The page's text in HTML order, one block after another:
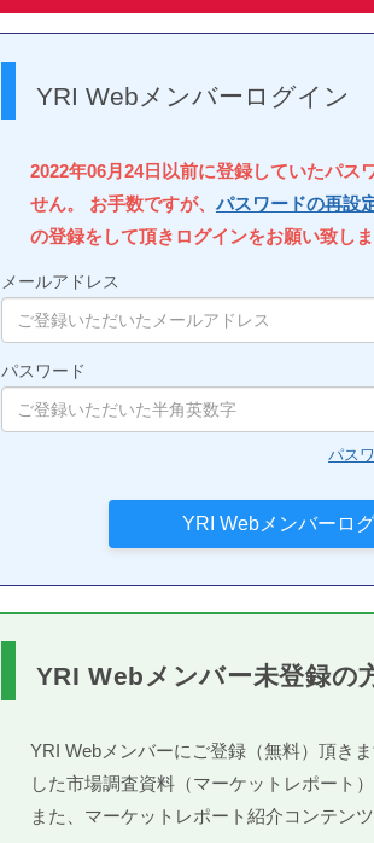
YRI Webメンバーログイン
2022年06月24日以前に登録していたパス
せん。 お手数ですが、 パスワードの再設
の登録をして頂きログインをお願い致しま
メールアドレス
パスワード
パス
YRI Webメンバー未登録の
YRI Webメンバーにご登録（無料）頂き
した市場調査資料（マーケットレポート
また、マーケットレポート紹介コンテン